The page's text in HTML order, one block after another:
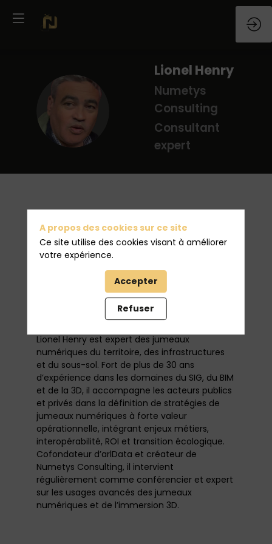
LH
Lionel Henry
Numetys
Consulting
Consultant
expert
Lionel Henry est expert des jumeaux
numériques du territoire, des infrastructures
et du sous-sol. Fort de plus de 30 ans
d’expérience dans les domaines du SIG, du BIM
et de la 3D, il accompagne les acteurs publics
et privés dans la définition de stratégies de
jumeaux numériques à forte valeur
opérationnelle, intégrant enjeux métiers,
interopérabilité, ROI et transition écologique.
Cofondateur d’arlData et créateur de
Numetys Consulting, il intervient
régulièrement comme conférencier et expert
sur les usages avancés des jumeaux
numériques et de l’immersion 3D.
A propos des cookies sur ce site
Ce site utilise des cookies visant à améliorer
votre expérience.
Accepter
Refuser